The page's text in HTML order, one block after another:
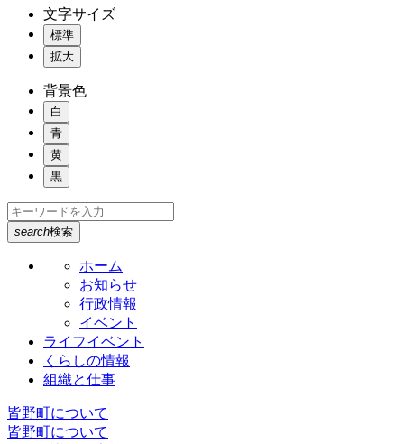
文字サイズ
標準
拡大
背景色
白
青
黄
黒
search検索
ホーム
お知らせ
行政情報
イベント
ライフイベント
くらしの情報
組織と仕事
皆野町について
皆野町について